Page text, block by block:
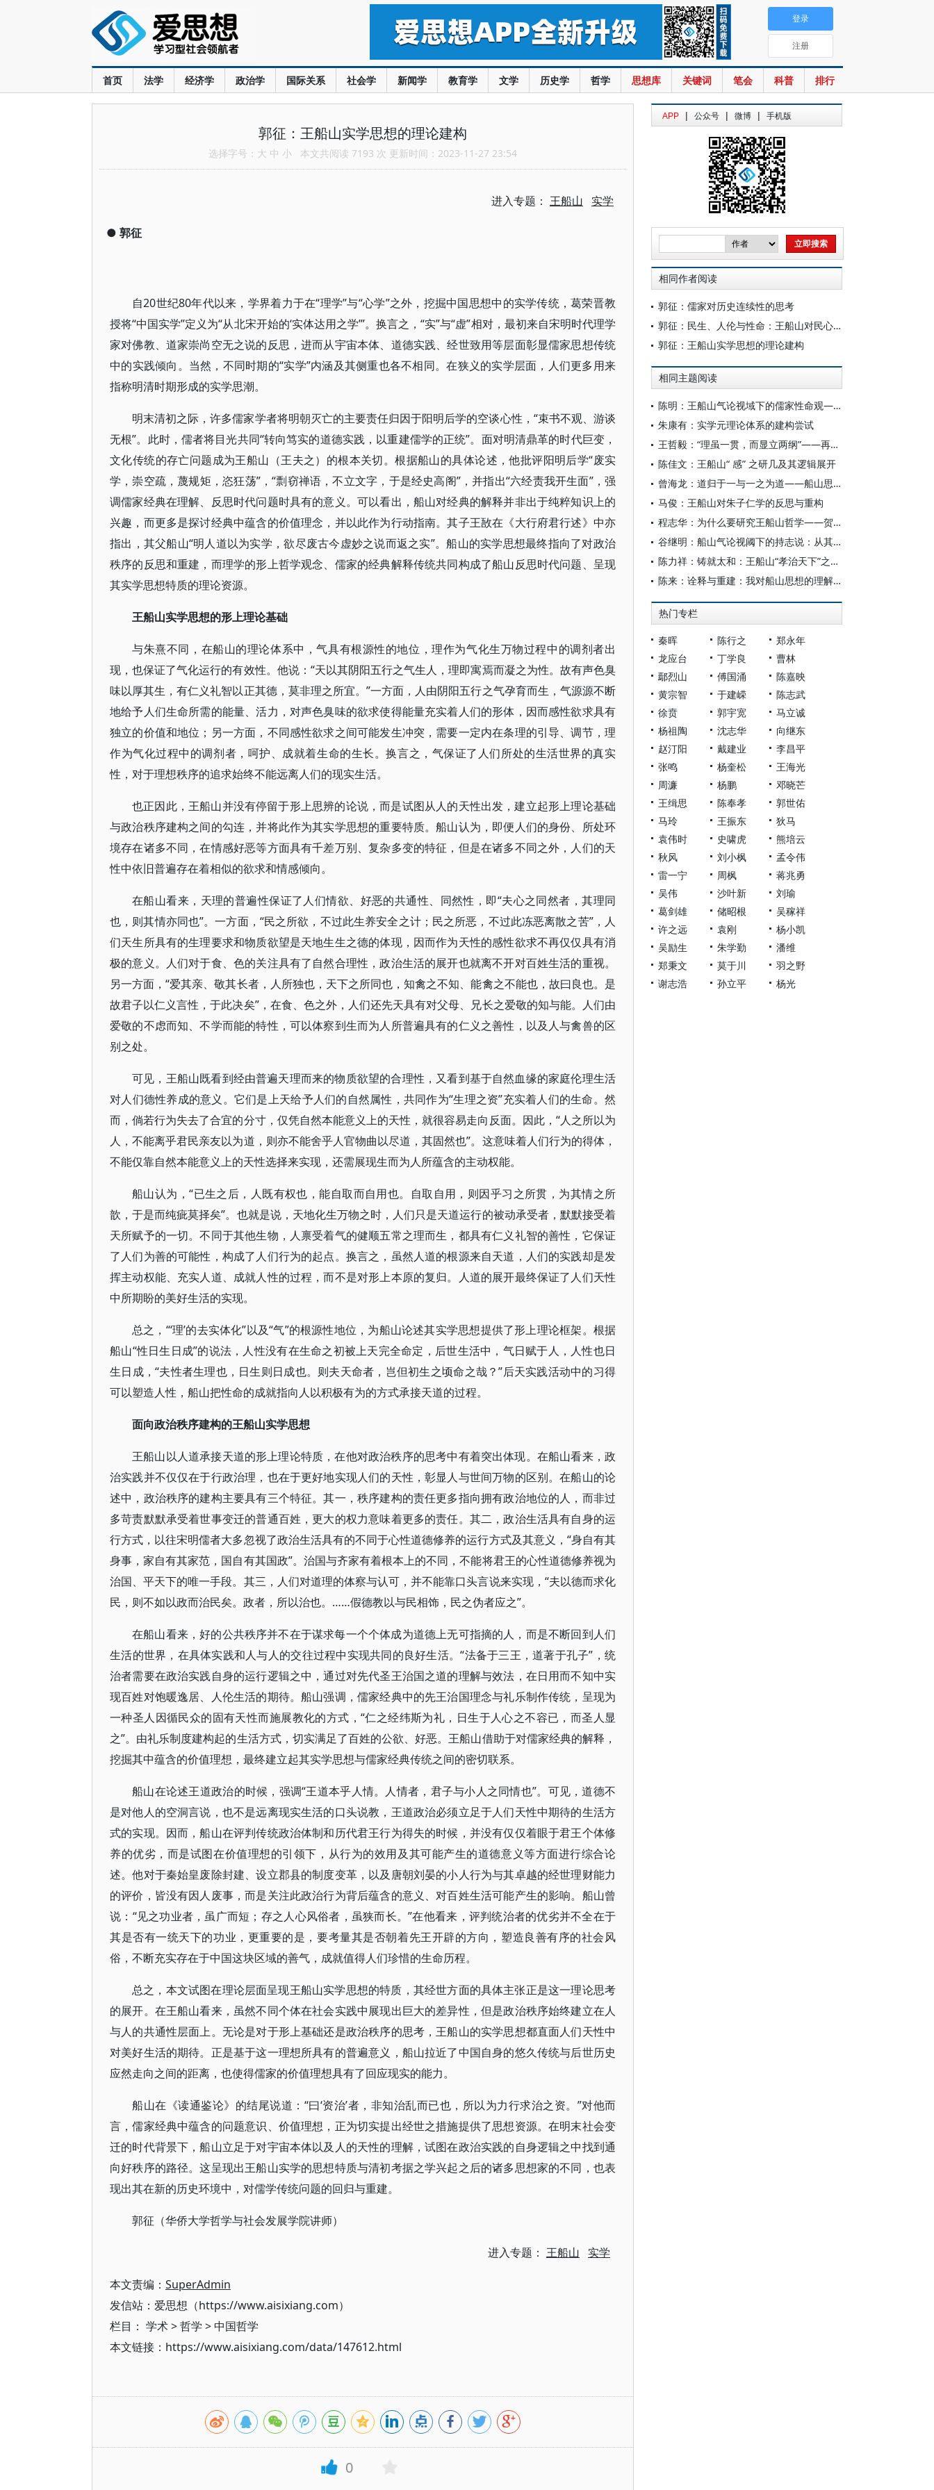
首页 法学 经济学 政治学 国际关系 社会学 新闻学 教育学 文学 历史学 哲学 思想库 关键词 笔会 科普 排行
登录
注册
郭征：王船山实学思想的理论建构
选择字号： 大 中 小 本文共阅读 7193 次 更新时间：2023-11-27 23:54
进入专题： 王船山 实学
● 郭征
自20世纪80年代以来，学界着力于在“理学”与“心学”之外，挖掘中国思想中的实学传统，葛荣晋教
授将“中国实学”定义为“从北宋开始的‘实体达用之学’”。换言之，“实”与“虚”相对，最初来自宋明时代理学
家对佛教、道家崇尚空无之说的反思，进而从宇宙本体、道德实践、经世致用等层面彰显儒家思想传统
中的实践倾向。当然，不同时期的“实学”内涵及其侧重也各不相同。在狭义的实学层面，人们更多用来
指称明清时期形成的实学思潮。
明末清初之际，许多儒家学者将明朝灭亡的主要责任归因于阳明后学的空谈心性，“束书不观、游谈
无根”。此时，儒者将目光共同“转向笃实的道德实践，以重建儒学的正统”。面对明清鼎革的时代巨变，
文化传统的存亡问题成为王船山（王夫之）的根本关切。根据船山的具体论述，他批评阳明后学“废实
学，崇空疏，蔑规矩，恣狂荡”，“剽窃禅语，不立文字，于是经史高阁”，并指出“六经责我开生面”，强
调儒家经典在理解、反思时代问题时具有的意义。可以看出，船山对经典的解释并非出于纯粹知识上的
兴趣，而更多是探讨经典中蕴含的价值理念，并以此作为行动指南。其子王敔在《大行府君行述》中亦
指出，其父船山“明人道以为实学，欲尽废古今虚妙之说而返之实”。船山的实学思想最终指向了对政治
秩序的反思和重建，而理学的形上哲学观念、儒家的经典解释传统共同构成了船山反思时代问题、呈现
其实学思想特质的理论资源。
王船山实学思想的形上理论基础
与朱熹不同，在船山的理论体系中，气具有根源性的地位，理作为气化生万物过程中的调剂者出
现，也保证了气化运行的有效性。他说：“天以其阴阳五行之气生人，理即寓焉而凝之为性。故有声色臭
味以厚其生，有仁义礼智以正其德，莫非理之所宜。”一方面，人由阴阳五行之气孕育而生，气源源不断
地给予人们生命所需的能量、活力，对声色臭味的欲求使得能量充实着人们的形体，因而感性欲求具有
独立的价值和地位；另一方面，不同感性欲求之间可能发生冲突，需要一定内在条理的引导、调节，理
作为气化过程中的调剂者，呵护、成就着生命的生长。换言之，气保证了人们所处的生活世界的真实
性，对于理想秩序的追求始终不能远离人们的现实生活。
也正因此，王船山并没有停留于形上思辨的论说，而是试图从人的天性出发，建立起形上理论基础
与政治秩序建构之间的勾连，并将此作为其实学思想的重要特质。船山认为，即便人们的身份、所处环
境存在诸多不同，在情感好恶等方面具有千差万别、复杂多变的特征，但是在诸多不同之外，人们的天
性中依旧普遍存在着相似的欲求和情感倾向。
在船山看来，天理的普遍性保证了人们情欲、好恶的共通性、同然性，即“夫心之同然者，其理同
也，则其情亦同也”。一方面，“民之所欲，不过此生养安全之计；民之所恶，不过此冻恶离散之苦”，人
们天生所具有的生理要求和物质欲望是天地生生之德的体现，因而作为天性的感性欲求不再仅仅具有消
极的意义。人们对于食、色的关注具有了自然合理性，政治生活的展开也就离不开对百姓生活的重视。
另一方面，“爱其亲、敬其长者，人所独也，天下之所同也，知禽之不知、能禽之不能也，故曰良也。是
故君子以仁义言性，于此决矣”，在食、色之外，人们还先天具有对父母、兄长之爱敬的知与能。人们由
爱敬的不虑而知、不学而能的特性，可以体察到生而为人所普遍具有的仁义之善性，以及人与禽兽的区
别之处。
可见，王船山既看到经由普遍天理而来的物质欲望的合理性，又看到基于自然血缘的家庭伦理生活
对人们德性养成的意义。它们是上天给予人们的自然属性，共同作为“生理之资”充实着人们的生命。然
而，倘若行为失去了合宜的分寸，仅凭自然本能意义上的天性，就很容易走向反面。因此，“人之所以为
人，不能离乎君民亲友以为道，则亦不能舍乎人官物曲以尽道，其固然也”。这意味着人们行为的得体，
不能仅靠自然本能意义上的天性选择来实现，还需展现生而为人所蕴含的主动权能。
船山认为，“已生之后，人既有权也，能自取而自用也。自取自用，则因乎习之所贯，为其情之所
歆，于是而纯疵莫择矣”。也就是说，天地化生万物之时，人们只是天道运行的被动承受者，默默接受着
天所赋予的一切。不同于其他生物，人禀受着气的健顺五常之理而生，都具有仁义礼智的善性，它保证
了人们为善的可能性，构成了人们行为的起点。换言之，虽然人道的根源来自天道，人们的实践却是发
挥主动权能、充实人道、成就人性的过程，而不是对形上本原的复归。人道的展开最终保证了人们天性
中所期盼的美好生活的实现。
总之，“‘理’的去实体化”以及“气”的根源性地位，为船山论述其实学思想提供了形上理论框架。根据
船山“性日生日成”的说法，人性没有在生命之初被上天完全命定，后世生活中，气日赋于人，人性也日
生日成，“夫性者生理也，日生则日成也。则夫天命者，岂但初生之顷命之哉？”后天实践活动中的习得
可以塑造人性，船山把性命的成就指向人以积极有为的方式承接天道的过程。
面向政治秩序建构的王船山实学思想
王船山以人道承接天道的形上理论特质，在他对政治秩序的思考中有着突出体现。在船山看来，政
治实践并不仅仅在于行政治理，也在于更好地实现人们的天性，彰显人与世间万物的区别。在船山的论
述中，政治秩序的建构主要具有三个特征。其一，秩序建构的责任更多指向拥有政治地位的人，而非过
多苛责默默承受着世事变迁的普通百姓，更大的权力意味着更多的责任。其二，政治生活具有自身的运
行方式，以往宋明儒者大多忽视了政治生活具有的不同于心性道德修养的运行方式及其意义，“身自有其
身事，家自有其家范，国自有其国政”。治国与齐家有着根本上的不同，不能将君王的心性道德修养视为
治国、平天下的唯一手段。其三，人们对道理的体察与认可，并不能靠口头言说来实现，“夫以德而求化
民，则不如以政而治民矣。政者，所以治也。……假德教以与民相饰，民之伪者应之”。
在船山看来，好的公共秩序并不在于谋求每一个个体成为道德上无可指摘的人，而是不断回到人们
生活的世界，在具体实践和人与人的交往过程中实现共同的良好生活。“法备于三王，道著于孔子”，统
治者需要在政治实践自身的运行逻辑之中，通过对先代圣王治国之道的理解与效法，在日用而不知中实
现百姓对饱暖逸居、人伦生活的期待。船山强调，儒家经典中的先王治国理念与礼乐制作传统，呈现为
一种圣人因循民众的固有天性而施展教化的方式，“仁之经纬斯为礼，日生于人心之不容已，而圣人显
之”。由礼乐制度建构起的生活方式，切实满足了百姓的公欲、好恶。王船山借助于对儒家经典的解释，
挖掘其中蕴含的价值理想，最终建立起其实学思想与儒家经典传统之间的密切联系。
船山在论述王道政治的时候，强调“王道本乎人情。人情者，君子与小人之同情也”。可见，道德不
是对他人的空洞言说，也不是远离现实生活的口头说教，王道政治必须立足于人们天性中期待的生活方
式的实现。因而，船山在评判传统政治体制和历代君王行为得失的时候，并没有仅仅着眼于君王个体修
养的优劣，而是试图在价值理想的引领下，从行为的效用及其可能产生的道德意义等方面进行综合论
述。他对于秦始皇废除封建、设立郡县的制度变革，以及唐朝刘晏的小人行为与其卓越的经世理财能力
的评价，皆没有因人废事，而是关注此政治行为背后蕴含的意义、对百姓生活可能产生的影响。船山曾
说：“见之功业者，虽广而短；存之人心风俗者，虽狭而长。”在他看来，评判统治者的优劣并不全在于
其是否有一统天下的功业，更重要的是，要考量其是否朝着先王开辟的方向，塑造良善有序的社会风
俗，不断充实存在于中国这块区域的善气，成就值得人们珍惜的生命历程。
总之，本文试图在理论层面呈现王船山实学思想的特质，其经世方面的具体主张正是这一理论思考
的展开。在王船山看来，虽然不同个体在社会实践中展现出巨大的差异性，但是政治秩序始终建立在人
与人的共通性层面上。无论是对于形上基础还是政治秩序的思考，王船山的实学思想都直面人们天性中
对美好生活的期待。正是基于这一理想所具有的普遍意义，船山拉近了中国自身的悠久传统与后世历史
应然走向之间的距离，也使得儒家的价值理想具有了回应现实的能力。
船山在《读通鉴论》的结尾说道：“曰‘资治’者，非知治乱而已也，所以为力行求治之资。”对他而
言，儒家经典中蕴含的问题意识、价值理想，正为切实提出经世之措施提供了思想资源。在明末社会变
迁的时代背景下，船山立足于对宇宙本体以及人的天性的理解，试图在政治实践的自身逻辑之中找到通
向好秩序的路径。这呈现出王船山实学的思想特质与清初考据之学兴起之后的诸多思想家的不同，也表
现出其在新的历史环境中，对儒学传统问题的回归与重建。
郭征（华侨大学哲学与社会发展学院讲师）
进入专题： 王船山 实学
本文责编： SuperAdmin
发信站：爱思想（https://www.aisixiang.com）
栏目： 学术>哲学 >中国哲学
本文链接：https://www.aisixiang.com/data/147612.html
0
APP | 公众号 | 微博 | 手机版
相同作者阅读
郭征：儒家对历史连续性的思考
郭征：民生、人伦与性命：王船山对民心问题的阐释
郭征：王船山实学思想的理论建构
相同主题阅读
陈明：王船山气论视域下的儒家性命观——以《周易外传·困》的诠释为中心
朱康有：实学元理论体系的建构尝试
王哲毅：“理虽一贯，而显立两纲”——再论船山对儒家政治哲学的反思
陈佳文：王船山“ 感” 之研几及其逻辑展开
曾海龙：道归于一与一之为道——船山思想之于晚近文明史观的奠基
马俊：王船山对朱子仁学的反思与重构
程志华：为什么要研究王船山哲学——贺《船山学刊》创刊110周年
谷继明：船山气论视阈下的持志说：从其对“心如太虚”的批评说起
陈力祥：铸就太和：王船山“孝治天下”之和合思想探微
陈来：诠释与重建：我对船山思想的理解——贺《船山学刊》创刊110周年
热门专栏
秦晖 陈行之
郑永年
龙应台
丁学良
曹林
鄢烈山
傅国涌
陈嘉映
黄宗智
于建嵘
陈志武
徐贲
郭宇宽
马立诚
杨祖陶
沈志华
向继东
赵汀阳
戴建业
李昌平
张鸣
杨奎松
王海光
周濂
杨鹏
邓晓芒
王缉思
陈奉孝
郭世佑
马玲
王振东
狄马
袁伟时
史啸虎
熊培云
秋风
刘小枫
孟令伟
雷一宁
周枫
蒋兆勇
吴伟
沙叶新
刘瑜
葛剑雄
储昭根
吴稼祥
许之远
袁刚
杨小凯
吴励生
朱学勤
潘维
郑秉文
莫于川
羽之野
谢志浩
孙立平 杨光